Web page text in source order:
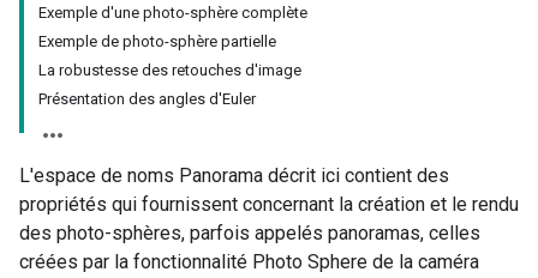
Exemple d'une photo-sphère complète
Exemple de photo-sphère partielle
La robustesse des retouches d'image
Présentation des angles d'Euler
L'espace de noms Panorama décrit ici contient des
propriétés qui fournissent concernant la création et le rendu
des photo-sphères, parfois appelés panoramas, celles
créées par la fonctionnalité Photo Sphere de la caméra